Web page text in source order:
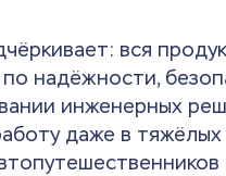
вся
надёжности,
инженерных
даже в